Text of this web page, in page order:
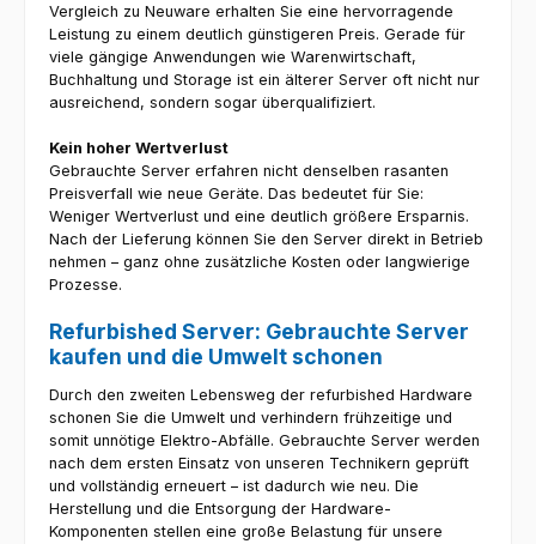
Vergleich zu Neuware erhalten Sie eine hervorragende
Leistung zu einem deutlich günstigeren Preis. Gerade für
viele gängige Anwendungen wie Warenwirtschaft,
Buchhaltung und Storage ist ein älterer Server oft nicht nur
ausreichend, sondern sogar überqualifiziert.
Kein hoher Wertverlust
Gebrauchte Server erfahren nicht denselben rasanten
Preisverfall wie neue Geräte. Das bedeutet für Sie:
Weniger Wertverlust und eine deutlich größere Ersparnis.
Nach der Lieferung können Sie den Server direkt in Betrieb
nehmen – ganz ohne zusätzliche Kosten oder langwierige
Prozesse.
Refurbished Server: Gebrauchte Server
kaufen und die Umwelt schonen
Durch den zweiten Lebensweg der refurbished Hardware
schonen Sie die Umwelt und verhindern frühzeitige und
somit unnötige Elektro-Abfälle. Gebrauchte Server werden
nach dem ersten Einsatz von unseren Technikern geprüft
und vollständig erneuert – ist dadurch wie neu. Die
Herstellung und die Entsorgung der Hardware-
Komponenten stellen eine große Belastung für unsere